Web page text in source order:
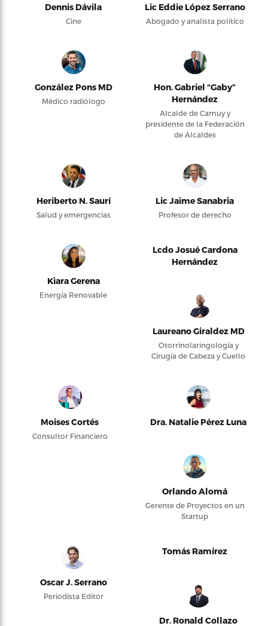
Dennis Dávila
Cine
Lic Eddie López Serrano
Abogado y analista político
González Pons MD
Médico radiólogo
Hon. Gabriel “Gaby”
Hernández
Alcalde de Camuy y
presidente de la Federación
de Alcaldes
Heriberto N. Saurí
Salud y emergencias
Lic Jaime Sanabria
Profesor de derecho
Kiara Gerena
Energía Renovable
Lcdo Josué Cardona
Hernández
Laureano Giraldez MD
Otorrinolaringología y
Cirugía de Cabeza y Cuello
Moises Cortés
Consultor Financiero
Dra. Natalie Pérez Luna
Orlando Alomá
Gerente de Proyectos en un
Startup
Oscar J. Serrano
Periodista Editor
Tomás Ramírez
Dr. Ronald Collazo